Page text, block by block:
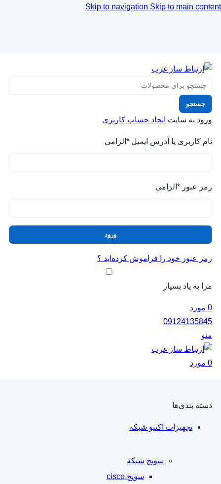
Skip to navigation Skip to main content
جستجو
ورود به سایت ایجاد حساب کاربری
نام کاربری یا آدرس ایمیل * الزامی
رمز عبور * الزامی
ورود
رمز عبور خود را فراموش کرده‌اید ؟
مرا به یاد بسپار
0 مورد
09124135845
منو
0 مورد
دسته‌ بندی‌ها
تجهیزات اکتیو شبکه
سویچ شبکه
سویچ cisco